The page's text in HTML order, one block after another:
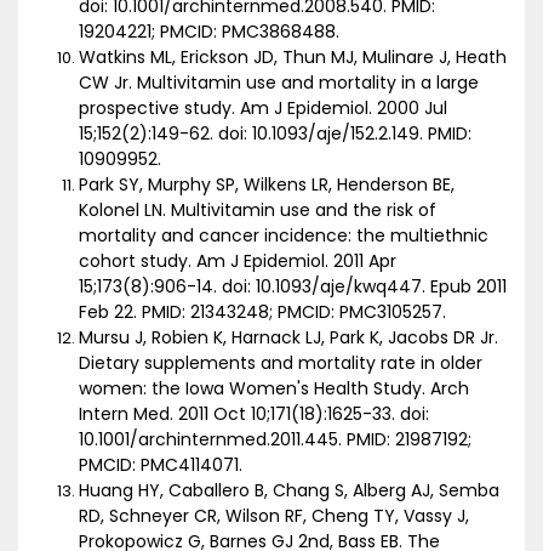
doi: 10.1001/archinternmed.2008.540. PMID:
19204221; PMCID: PMC3868488.
Watkins ML, Erickson JD, Thun MJ, Mulinare J, Heath
CW Jr. Multivitamin use and mortality in a large
prospective study. Am J Epidemiol. 2000 Jul
15;152(2):149-62. doi: 10.1093/aje/152.2.149. PMID:
10909952.
Park SY, Murphy SP, Wilkens LR, Henderson BE,
Kolonel LN. Multivitamin use and the risk of
mortality and cancer incidence: the multiethnic
cohort study. Am J Epidemiol. 2011 Apr
15;173(8):906-14. doi: 10.1093/aje/kwq447. Epub 2011
Feb 22. PMID: 21343248; PMCID: PMC3105257.
Mursu J, Robien K, Harnack LJ, Park K, Jacobs DR Jr.
Dietary supplements and mortality rate in older
women: the Iowa Women's Health Study. Arch
Intern Med. 2011 Oct 10;171(18):1625-33. doi:
10.1001/archinternmed.2011.445. PMID: 21987192;
PMCID: PMC4114071.
Huang HY, Caballero B, Chang S, Alberg AJ, Semba
RD, Schneyer CR, Wilson RF, Cheng TY, Vassy J,
Prokopowicz G, Barnes GJ 2nd, Bass EB. The